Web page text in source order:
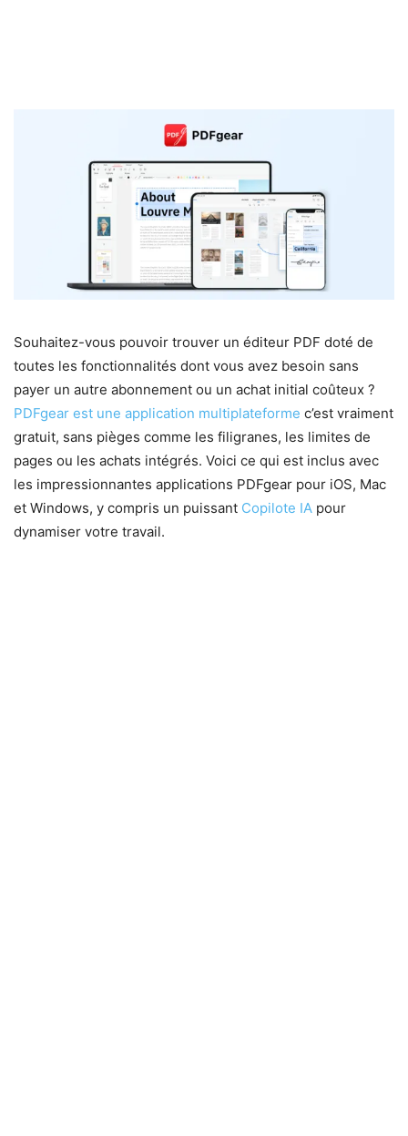
Souhaitez-vous pouvoir trouver un éditeur PDF doté de
toutes les fonctionnalités dont vous avez besoin sans
payer un autre abonnement ou un achat initial coûteux ?
PDFgear est une application multiplateforme c’est vraiment
gratuit, sans pièges comme les filigranes, les limites de
pages ou les achats intégrés. Voici ce qui est inclus avec
les impressionnantes applications PDFgear pour iOS, Mac
et Windows, y compris un puissant Copilote IA pour
dynamiser votre travail.